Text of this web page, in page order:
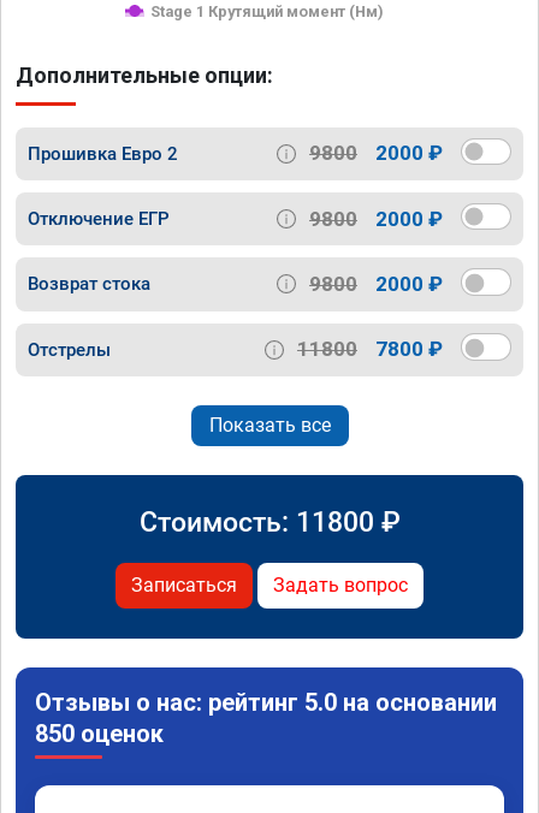
Stage 1 Крутящий момент (Нм)
Дополнительные опции:
Прошивка Евро 2 9800 2000 ₽
Отключение ЕГР 9800 2000 ₽
Возврат стока 9800 2000 ₽
Отстрелы 11800 7800 ₽
Показать все
Стоимость: 11800 ₽
Записаться Задать вопрос
Отзывы о нас: рейтинг 5.0 на основании
850 оценок